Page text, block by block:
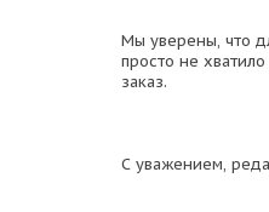
Мы уверены, что
просто не
заказ.
С уважением,